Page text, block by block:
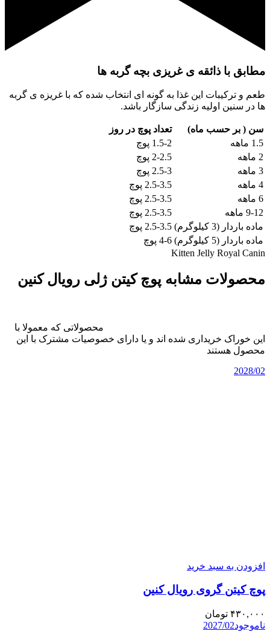
مطابق با ذائقه ی غریزی بچه گربه ها
طعم و ترکیبات این غذا به گونه ای انتخاب شده که با غریزه ی گربه
ها در سنین اولیه زندگی سازگار باشد.
سن ( بر حسب ماه)
تعداد پوچ در روز
1.5 ماهه
1.5-2 پوچ
2 ماهه
2-2.5 پوچ
3 ماهه
2.5-3 پوچ
4 ماهه
2.5-3.5 پوچ
6 ماهه
2.5-3.5 پوچ
9-12 ماهه
2.5-3.5 پوچ
ماده باردار (3 کیلوگرم)
2.5-3.5 پوچ
ماده باردار (5 کیلوگرم)
4-6 پوچ
Kitten Jelly Royal Canin
محصولات مشابه پوچ کیتن ژلی رویال کنین
محصولاتی که معمولا با
این خوراک خریداری شده اند و یا دارای خصوصیات مشترک با این
محصول هستند
2028/02
افزودن به سبد خرید
پوچ کیتن گروی رویال کنین
۴۳۰,۰۰۰ تومان
ناموجود2027/02